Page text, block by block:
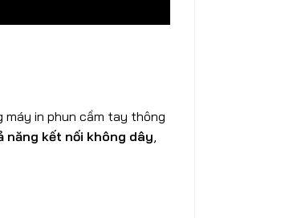
in phun cầm tay thông
năng kết nối không dây,